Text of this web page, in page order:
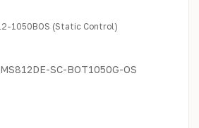
1050BOS (Static Control)
SC-BOT1050G-OS